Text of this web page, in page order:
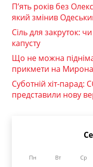
П’ять років без
який змінив
Сіль для закруток:
капусту
Що не можна
прикмети на
Суботній хіт-парад:
представили нову
Пн Вт Ср